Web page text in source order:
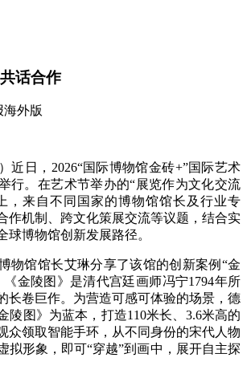
话合作
海外版
日，2026“国际博物馆金砖+”国际艺术
行。在艺术节举办的“展览作为文化交流
，来自不同国家的博物馆馆长及行业专
作机制、跨文化策展交流等议题，结合实
球博物馆创新发展路径。
馆馆长艾琳分享了该馆的创新案例“金
《金陵图》是清代宫廷画师冯宁1794年所
长卷巨作。为营造可感可体验的场景，德
陵图》为蓝本，打造110米长、3.6米高的
众领取智能手环，从不同身份的宋代人物
拟形象，即可“穿越”到画中，展开自主探